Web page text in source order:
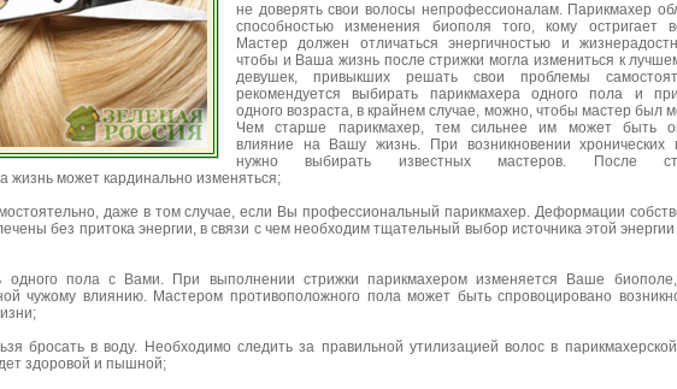
не доверять свои волосы непрофессионалам. Парикмахер
способностью изменения биополя того, кому остригает
Мастер должен отличаться энергичностью и
чтобы и Ваша жизнь после стрижки могла измениться к
девушек, привыкших решать свои проблемы
рекомендуется выбирать парикмахера одного пола и
одного возраста, в крайнем случае, можно, чтобы мастер был
Чем старше парикмахер, тем сильнее им может быть
влияние на Вашу жизнь. При возникновении хронических
нужно выбирать известных мастеров. После
жизнь может кардинально изменяться;
даже в том случае, если Вы профессиональный парикмахер. Деформации
без притока энергии, в связи с чем необходим тщательный выбор источника этой энергии
одного пола с Вами. При выполнении стрижки парикмахером изменяется Ваше
чужому влиянию. Мастером противоположного пола может быть спровоцировано
бросать в воду. Необходимо следить за правильной утилизацией волос в
здоровой и пышной;